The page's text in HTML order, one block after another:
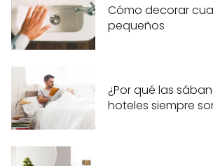
Cómo decorar
pequeños
¿Por qué las
hoteles siempre